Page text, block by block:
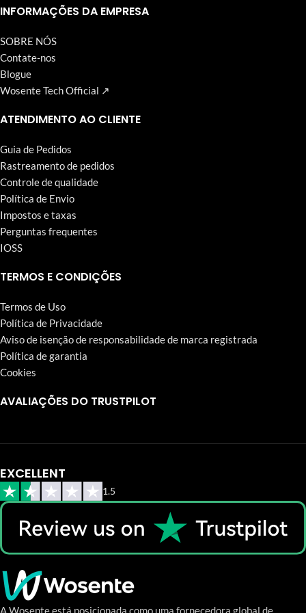
Wosente-tech vem perseguindo incansavelmente.
INFORMAÇÕES DA EMPRESA
SOBRE NÓS
Contate-nos
Blogue
Wosente Tech Official ↗
ATENDIMENTO AO CLIENTE
Guia de Pedidos
Rastreamento de pedidos
Controle de qualidade
Política de Envio
Impostos e taxas
Perguntas frequentes
IOSS
TERMOS E CONDIÇÕES
Termos de Uso
Política de Privacidade
Aviso de isenção de responsabilidade de marca registrada
Política de garantia
Cookies
AVALIAÇÕES DO TRUSTPILOT
EXCELLENT
1.5